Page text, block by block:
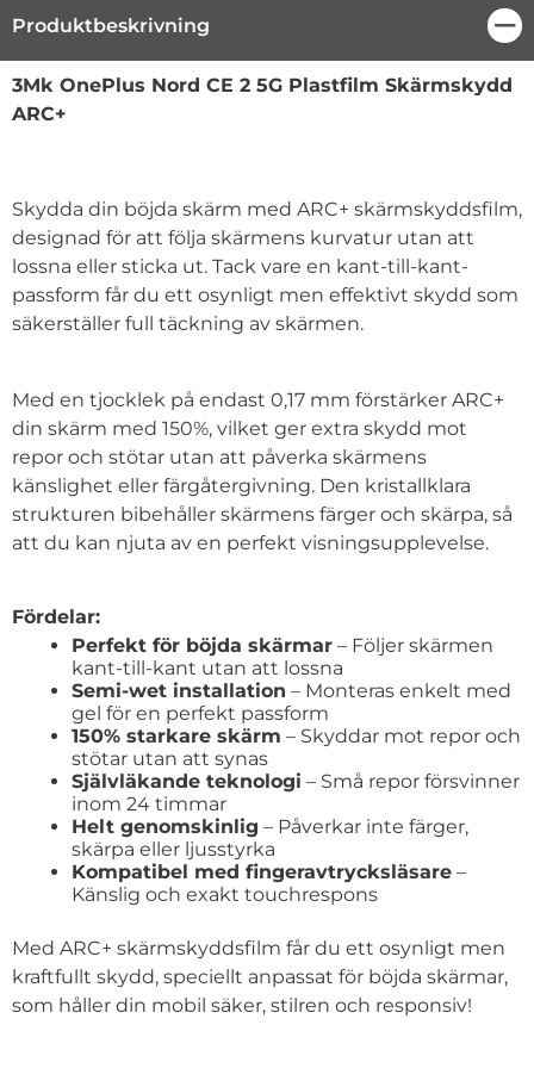
Produktbeskrivning
Produktbeskrivning
3Mk OnePlus Nord CE 2 5G Plastfilm Skärmskydd
ARC+
Skydda din böjda skärm med ARC+ skärmskyddsfilm,
designad för att följa skärmens kurvatur utan att
lossna eller sticka ut. Tack vare en kant-till-kant-
passform får du ett osynligt men effektivt skydd som
säkerställer full täckning av skärmen.
Med en tjocklek på endast 0,17 mm förstärker ARC+
din skärm med 150%, vilket ger extra skydd mot
repor och stötar utan att påverka skärmens
känslighet eller färgåtergivning. Den kristallklara
strukturen bibehåller skärmens färger och skärpa, så
att du kan njuta av en perfekt visningsupplevelse.
Fördelar:
Perfekt för böjda skärmar – Följer skärmen
kant-till-kant utan att lossna
Semi-wet installation – Monteras enkelt med
gel för en perfekt passform
150% starkare skärm – Skyddar mot repor och
stötar utan att synas
Självläkande teknologi – Små repor försvinner
inom 24 timmar
Helt genomskinlig – Påverkar inte färger,
skärpa eller ljusstyrka
Kompatibel med fingeravtrycksläsare –
Känslig och exakt touchrespons
Med ARC+ skärmskyddsfilm får du ett osynligt men
kraftfullt skydd, speciellt anpassat för böjda skärmar,
som håller din mobil säker, stilren och responsiv!